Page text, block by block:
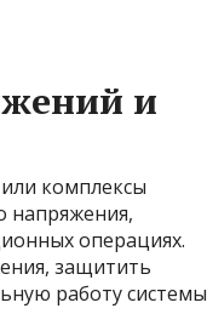
и
комплексы
напряжения,
операциях.
защитить
работу системы